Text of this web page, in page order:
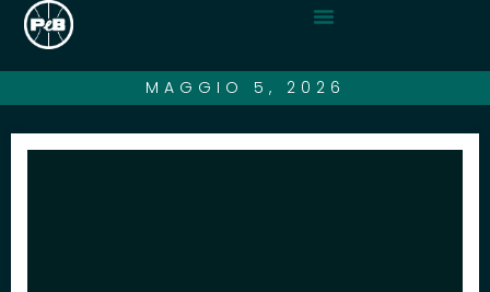
MAGGIO 5, 2026